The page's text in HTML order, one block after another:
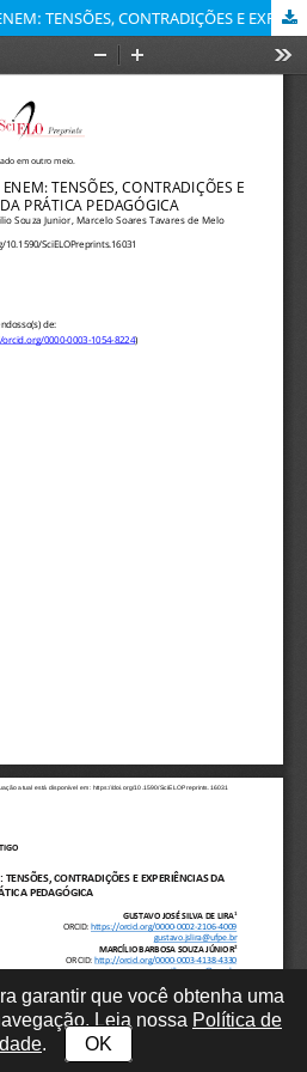
A EDUCAÇÃO FÍSICA E O ENEM: TENSÕES, CONTRADIÇÕES E EXPERIÊNCIAS DA PRÁTICA PEDAGÓGICA
garantir que você obtenha uma
Leia nossa Política de
. OK